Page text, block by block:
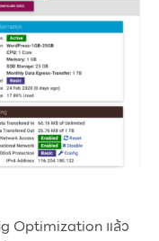
Optimization แล้ว